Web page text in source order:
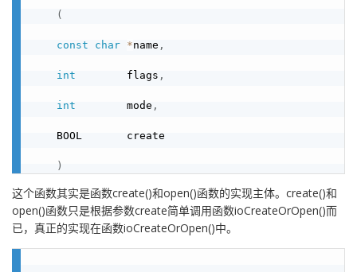
(
const char *name ,
int
        flags
,
int
        mode
,
    BOOL       create
)
这个函数其实是函数create()和open()函数的实现主体。create()和
open()函数只是根据参数create简单调用函数ioCreateOrOpen()而
已，真正的实现在函数ioCreateOrOpen()中。